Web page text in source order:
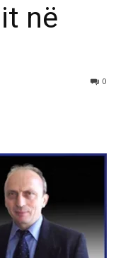
në
0